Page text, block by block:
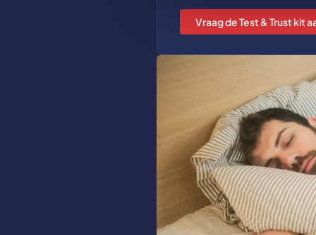
Vraag de Test & Trust kit